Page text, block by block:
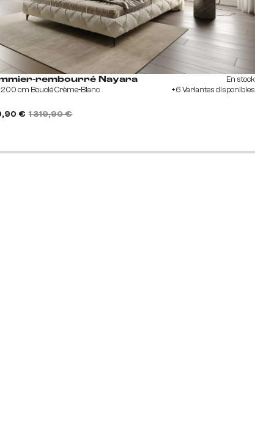
rembourré Nayara
cm Bouclé Crème-Blanc
€ 1 319,90 €
En stock
+6 Variantes disponibles